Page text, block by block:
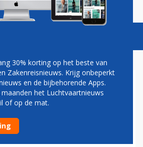
Vacatures
VUELING
30% korting op het beste van
Zakenreisnieuws. Krijg onbeperkt
en de bijbehorende Apps.
het Luchtvaartnieuws
of op de mat.